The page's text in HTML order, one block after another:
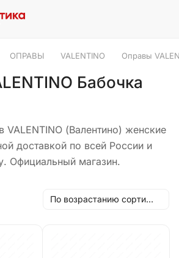
ОПРАВЫ VALENTINO Оправы
Бабочка
VALENTINO (Валентино) женские
доставкой по всей России и
Официальный магазин.
По возрастанию сортировки